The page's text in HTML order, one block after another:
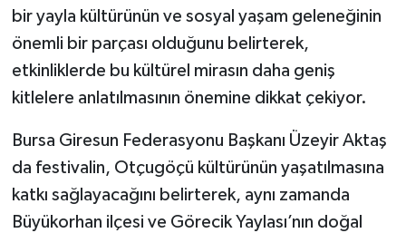
bir yayla kültürünün ve sosyal yaşam geleneğinin
önemli bir parçası olduğunu belirterek,
etkinliklerde bu kültürel mirasın daha geniş
kitlelere anlatılmasının önemine dikkat çekiyor.
Bursa Giresun Federasyonu Başkanı Üzeyir Aktaş
da festivalin, Otçugöçü kültürünün yaşatılmasına
katkı sağlayacağını belirterek, aynı zamanda
Büyükorhan ilçesi ve Görecik Yaylası’nın doğal